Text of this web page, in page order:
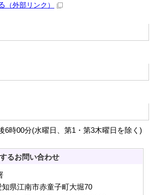
（外部リンク）
6時00分(水曜日、第1・第3木曜日を除く)
るお問い合わせ
県江南市赤童子町大堀70